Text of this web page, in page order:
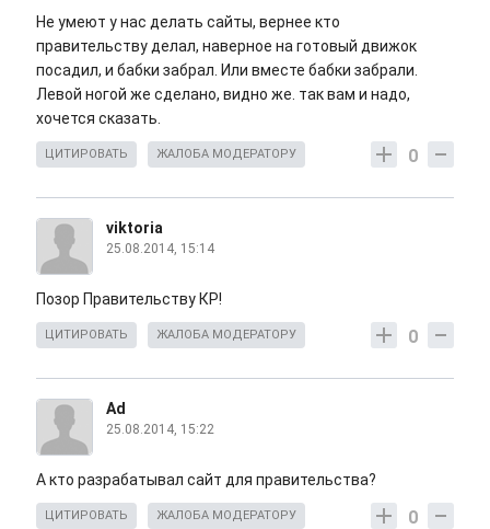
Не умеют у нас делать сайты, вернее кто
правительству делал, наверное на готовый движок
посадил, и бабки забрал. Или вместе бабки забрали.
Левой ногой же сделано, видно же. так вам и надо,
хочется сказать.
0
ЦИТИРОВАТЬ ЖАЛОБА МОДЕРАТОРУ
viktoria
25.08.2014, 15:14
Позор Правительству КР!
0
ЦИТИРОВАТЬ ЖАЛОБА МОДЕРАТОРУ
Ad
25.08.2014, 15:22
А кто разрабатывал сайт для правительства?
0
ЦИТИРОВАТЬ ЖАЛОБА МОДЕРАТОРУ